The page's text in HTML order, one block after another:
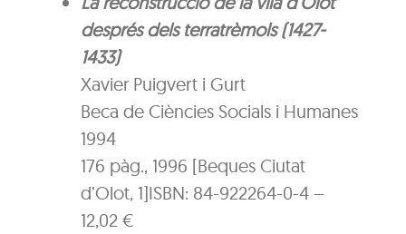
després dels terratrèmols (1427-
1433)
Xavier Puigvert i Gurt
Beca de Ciències Socials i Humanes
1994
176 pàg., 1996 [Beques Ciutat
d’Olot, 1]ISBN: 84-922264-0-4 –
12,02 €